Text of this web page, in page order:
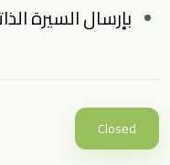
بإرسال السيرة
Closed